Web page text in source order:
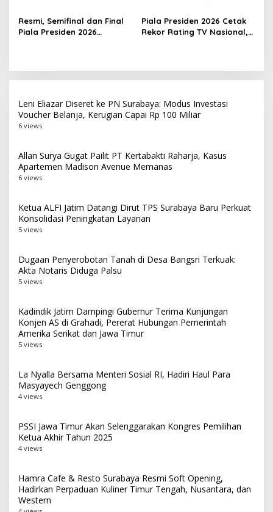
Tekanan Mental Atlet Laki-
Laki
Barometer Bola Tangan
Indonesia
Resmi, Semifinal dan Final
Piala Presiden 2026
Piala Presiden 2026 Cetak
Rekor Rating TV Nasional,
Leni Eliazar Diseret ke PN Surabaya: Modus Investasi
Voucher Belanja, Kerugian Capai Rp 100 Miliar
6 views
Allan Surya Gugat Pailit PT Kertabakti Raharja, Kasus
Apartemen Madison Avenue Memanas
6 views
Ketua ALFI Jatim Datangi Dirut TPS Surabaya Baru Perkuat
Konsolidasi Peningkatan Layanan
5 views
Dugaan Penyerobotan Tanah di Desa Bangsri Terkuak:
Akta Notaris Diduga Palsu
5 views
Kadindik Jatim Dampingi Gubernur Terima Kunjungan
Konjen AS di Grahadi, Pererat Hubungan Pemerintah
Amerika Serikat dan Jawa Timur
5 views
La Nyalla Bersama Menteri Sosial RI, Hadiri Haul Para
Masyayech Genggong
4 views
PSSI Jawa Timur Akan Selenggarakan Kongres Pemilihan
Ketua Akhir Tahun 2025
4 views
Hamra Cafe & Resto Surabaya Resmi Soft Opening,
Hadirkan Perpaduan Kuliner Timur Tengah, Nusantara, dan
Western